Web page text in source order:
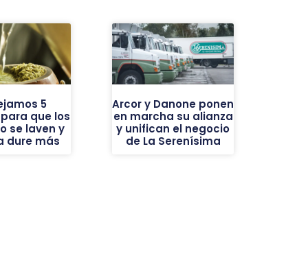
5
que los
se laven y
dure más
Arcor y Danone ponen
en marcha su alianza
y unifican el negocio
de La Serenísima